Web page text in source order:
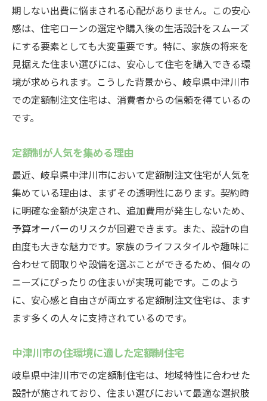
期しない出費に悩まされる心配がありません。この安心
感は、住宅ローンの選定や購入後の生活設計をスムーズ
にする要素としても大変重要です。特に、家族の将来を
見据えた住まい選びには、安心して住宅を購入できる環
境が求められます。こうした背景から、岐阜県中津川市
での定額制注文住宅は、消費者からの信頼を得ているの
です。
定額制が人気を集める理由
最近、岐阜県中津川市において定額制注文住宅が人気を
集めている理由は、まずその透明性にあります。契約時
に明確な金額が決定され、追加費用が発生しないため、
予算オーバーのリスクが回避できます。また、設計の自
由度も大きな魅力です。家族のライフスタイルや趣味に
合わせて間取りや設備を選ぶことができるため、個々の
ニーズにぴったりの住まいが実現可能です。このよう
に、安心感と自由さが両立する定額制注文住宅は、ます
ます多くの人々に支持されているのです。
中津川市の住環境に適した定額制住宅
岐阜県中津川市での定額制住宅は、地域特性に合わせた
設計が施されており、住まい選びにおいて最適な選択肢